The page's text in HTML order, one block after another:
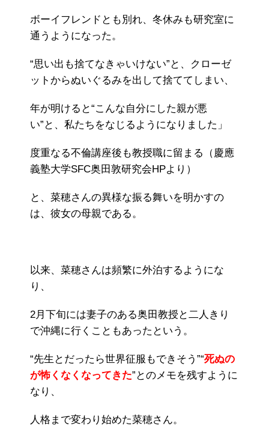
ボーイフレンドとも別れ、冬休みも研究室に
通うようになった。
“思い出も捨てなきゃいけない”と、クローゼ
ットからぬいぐるみを出して捨ててしまい、
年が明けると“こんな自分にした親が悪
い”と、私たちをなじるようになりました」
度重なる不倫講座後も教授職に留まる（慶應
義塾大学SFC奥田敦研究会HPより）
と、菜穂さんの異様な振る舞いを明かすの
は、彼女の母親である。
以来、菜穂さんは頻繁に外泊するようにな
り、
2月下旬には妻子のある奥田教授と二人きり
で沖縄に行くこともあったという。
“先生とだったら世界征服もできそう”“死ぬの
が怖くなくなってきた”とのメモを残すように
なり、
人格まで変わり始めた菜穂さん。